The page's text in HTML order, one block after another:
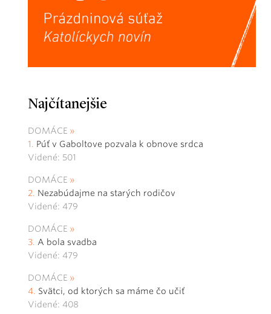
Najčítanejšie
DOMÁCE
Púť v Gaboltove pozvala k obnove srdca
Videné: 501
DOMÁCE
Nezabúdajme na starých rodičov
Videné: 479
DOMÁCE
A bola svadba
Videné: 479
DOMÁCE
Svätci, od ktorých sa máme čo učiť
Videné: 408